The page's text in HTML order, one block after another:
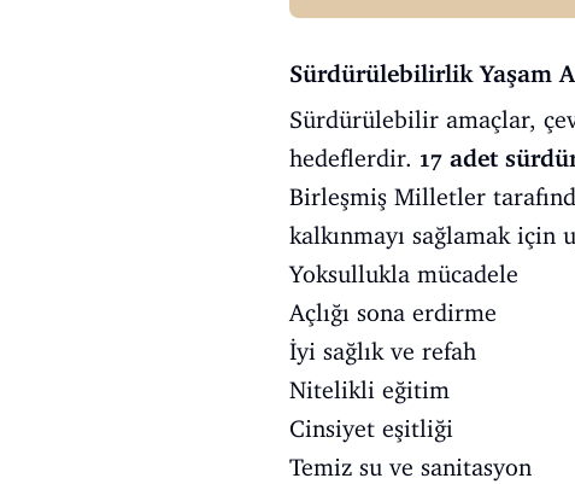
Sürdürülebilirlik Yaşam
Sürdürülebilir amaçlar,
hedeflerdir. 17 adet
Birleşmiş Milletler
kalkınmayı sağlamak için
Yoksullukla mücadele
Açlığı sona erdirme
İyi sağlık ve refah
Nitelikli eğitim
Cinsiyet eşitliği
Temiz su ve sanitasyon